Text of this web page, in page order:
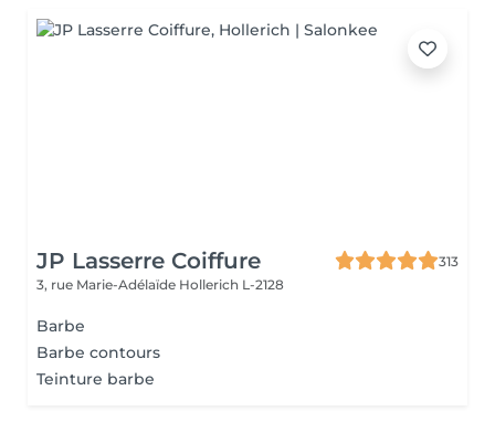
JP Lasserre Coiffure
313
3, rue Marie-Adélaïde Hollerich L-2128
Barbe
Barbe contours
Teinture barbe